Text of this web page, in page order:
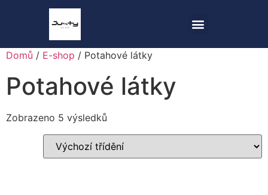
Domů / E-shop / Potahové látky
Potahové látky
Zobrazeno 5 výsledků